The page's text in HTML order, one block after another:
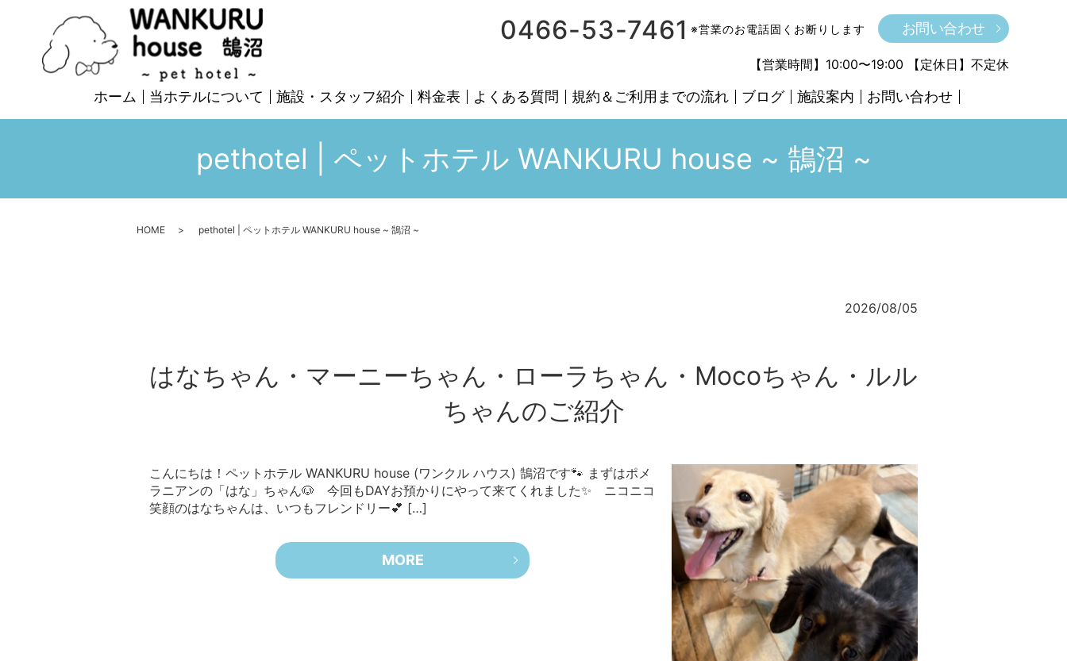
0466-53-7461 ※営業のお電話固くお断りします お問い合わせ
【営業時間】10:00〜19:00 【定休日】不定休
ホーム 当ホテルについて 施設・スタッフ紹介 料金表 よくある質問 規約＆ご利用までの流れ ブログ 施設案内 お問い合わせ
pethotel | ペットホテル WANKURU house ~ 鵠沼 ~
HOME pethotel | ペットホテル WANKURU house ~ 鵠沼 ~
2026/08/05
はなちゃん・マーニーちゃん・ローラちゃん・Mocoちゃん・ルル
ちゃんのご紹介
こんにちは！ペットホテル WANKURU house (ワンクル ハウス) 鵠沼です🐾 まずはポメ
ラニアンの「はな」ちゃん🐶 今回もDAYお預かりにやって来てくれました✨ ニコニコ
笑顔のはなちゃんは、いつもフレンドリー💕 […]
MORE